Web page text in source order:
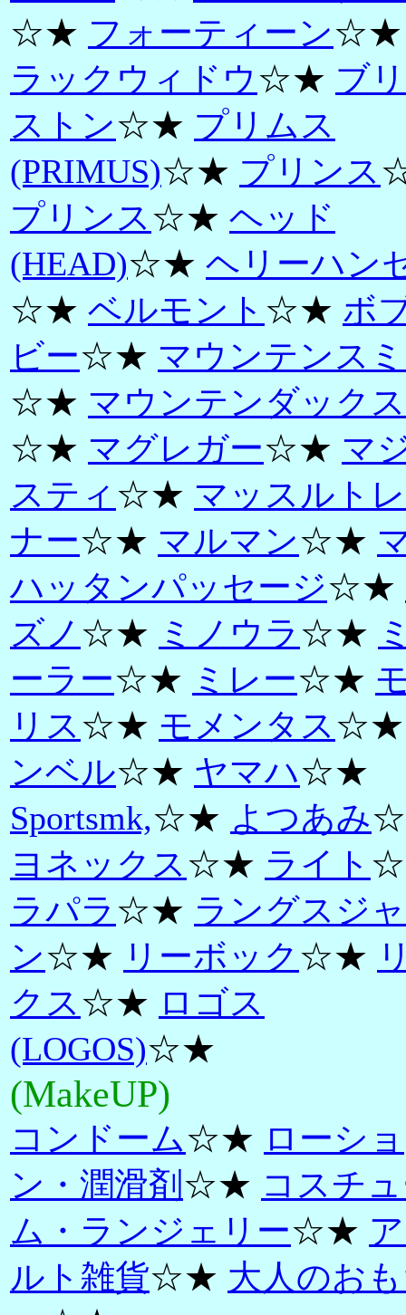
☆★ フォーティーン
ラックウィドウ☆★ ブ
ストン☆★ プリムス
(PRIMUS)☆★ プリンス
プリンス☆★ ヘッド
(HEAD)☆★ ヘリーハン
☆★ ベルモント ☆★ ボ
ビー☆★ マウンテンス
☆★ マウンテンダックス
☆★ マグレガー☆★ マ
スティ ☆★ マッスルト
ナー☆★ マルマン☆★
ハッタンパッセージ☆★
ズノ ☆★ ミノウラ ☆★
ーラー☆★ ミレー☆★
リス☆★ モメンタス
ンベル☆★ ヤマハ☆★
Sportsmk,☆★ よつあみ
ヨネックス☆★ ライト
ラパラ ☆★ ラングスジ
ン☆★ リーボック ☆★
クス☆★ ロゴス
(LOGOS)☆★
(MakeUP)
コンドーム☆★ ローショ
ン・潤滑剤 ☆★ コスチ
ム・ランジェリー☆★
ルト雑貨☆★ 大人のお